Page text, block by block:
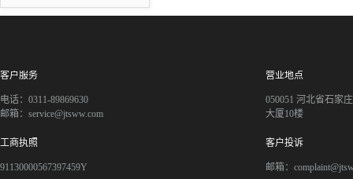
客户服务
电话：0311-89869630
邮箱：service@jtsww.com
营业地点
050051 河北省石家
大厦10楼
工商执照
91130000567397459Y
客户投诉
邮箱：